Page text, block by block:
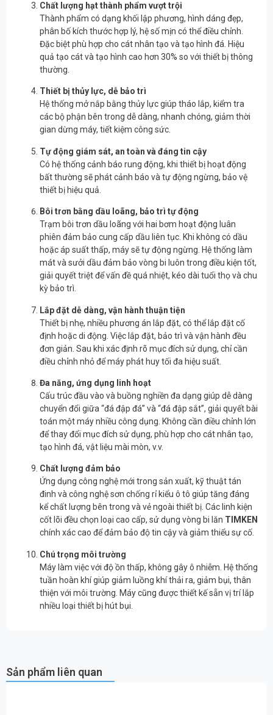
Chất lượng hạt thành phẩm vượt trội
Thành phẩm có dạng khối lập phương, hình dáng đẹp,
phân bố kích thước hợp lý, hệ số mịn có thể điều chỉnh.
Đặc biệt phù hợp cho cát nhân tạo và tạo hình đá. Hiệu
quả tạo cát và tạo hình cao hơn 30% so với thiết bị thông
thường.
Thiết bị thủy lực, dễ bảo trì
Hệ thống mở nắp bằng thủy lực giúp tháo lắp, kiểm tra
các bộ phận bên trong dễ dàng, nhanh chóng, giảm thời
gian dừng máy, tiết kiệm công sức.
Tự động giám sát, an toàn và đáng tin cậy
Có hệ thống cảnh báo rung động, khi thiết bị hoạt động
bất thường sẽ phát cảnh báo và tự động ngừng, bảo vệ
thiết bị hiệu quả.
Bôi trơn bằng dầu loãng, bảo trì tự động
Trạm bôi trơn dầu loãng với hai bơm hoạt động luân
phiên đảm bảo cung cấp dầu liên tục. Khi không có dầu
hoặc áp suất thấp, máy sẽ tự động ngừng. Hệ thống làm
mát và sưởi dầu đảm bảo vòng bi luôn trong điều kiện tốt,
giải quyết triệt để vấn đề quá nhiệt, kéo dài tuổi thọ và chu
kỳ bảo trì.
Lắp đặt dễ dàng, vận hành thuận tiện
Thiết bị nhẹ, nhiều phương án lắp đặt, có thể lắp đặt cố
định hoặc di động. Việc lắp đặt, bảo trì và vận hành đều
đơn giản. Sau khi xác định rõ mục đích sử dụng, chỉ cần
điều chỉnh nhỏ để máy phát huy tối đa hiệu suất.
Đa năng, ứng dụng linh hoạt
Cấu trúc đầu vào và buồng nghiền đa dạng giúp dễ dàng
chuyển đổi giữa “đá đập đá” và “đá đập sắt”, giải quyết bài
toán một máy nhiều công dụng. Không cần điều chỉnh lớn
để thay đổi mục đích sử dụng, phù hợp cho cát nhân tạo,
tạo hình đá, vật liệu mài mòn, v.v.
Chất lượng đảm bảo
Ứng dụng công nghệ mới trong sản xuất, kỹ thuật tán
đinh và công nghệ sơn chống rỉ kiểu ô tô giúp tăng đáng
kể chất lượng bên trong và vẻ ngoài thiết bị. Các linh kiện
cốt lõi đều chọn loại cao cấp, sử dụng vòng bi lăn TIMKEN
chính xác cao để đảm bảo độ tin cậy và giảm thiểu sự cố.
Chú trọng môi trường
Máy làm việc với độ ồn thấp, không gây ô nhiễm. Hệ thống
tuần hoàn khí giúp giảm luồng khí thải ra, giảm bụi, thân
thiện với môi trường. Máy cũng được thiết kế sẵn vị trí lắp
nhiều loại thiết bị hút bụi.
Sản phẩm liên quan